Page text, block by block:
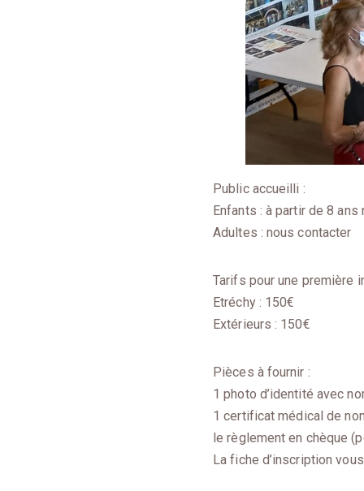
Public accueilli :
Enfants : à partir de 8
Adultes : nous contacter
Tarifs pour une première
Etréchy : 150€
Extérieurs : 150€
Pièces à fournir :
1 photo d’identité avec
1 certificat médical de
le règlement en chèque
La fiche d’inscription